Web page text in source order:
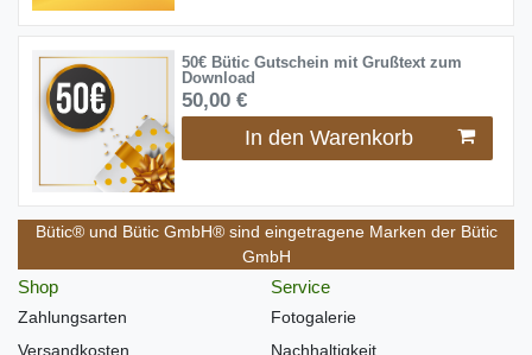
50€ Bütic Gutschein mit Grußtext zum
Download
50,00 €
In den Warenkorb
Bütic® und Bütic GmbH® sind eingetragene Marken der Bütic
GmbH
Shop
Zahlungsarten
Versandkosten
Service
Fotogalerie
Nachhaltigkeit